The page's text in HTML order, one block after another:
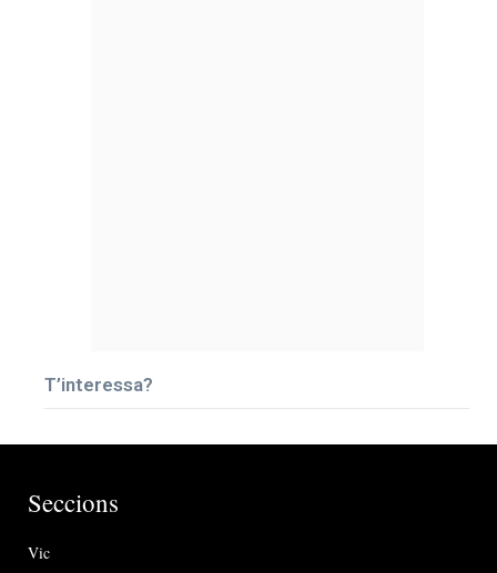
T’interessa?
Seccions
Vic